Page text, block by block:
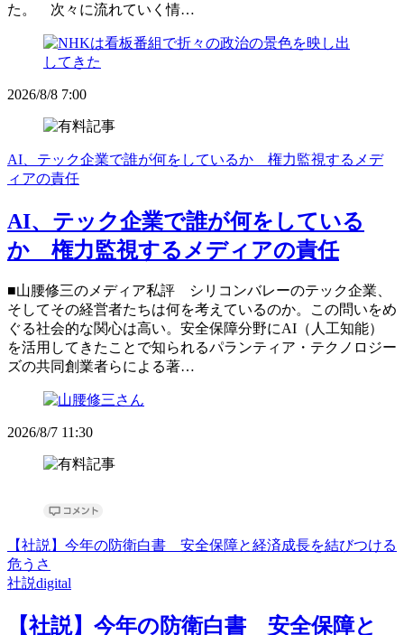
た。 次々に流れていく情…
2026/8/8 7:00
AI、テック企業で誰が何をしているか 権力監視するメデ
ィアの責任
AI、テック企業で誰が何をしている
か 権力監視するメディアの責任
■山腰修三のメディア私評 シリコンバレーのテック企業、
そしてその経営者たちは何を考えているのか。この問いをめ
ぐる社会的な関心は高い。安全保障分野にAI（人工知能）
を活用してきたことで知られるパランティア・テクノロジー
ズの共同創業者らによる著…
2026/8/7 11:30
【社説】今年の防衛白書 安全保障と経済成長を結びつける
危うさ
社説digital
【社説】今年の防衛白書 安全保障と